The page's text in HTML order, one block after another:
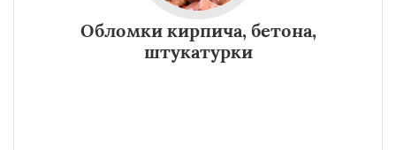
Обломки кирпича, бетона,
штукатурки